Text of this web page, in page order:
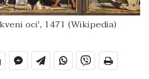
oci', 1471 (Wikipedia)